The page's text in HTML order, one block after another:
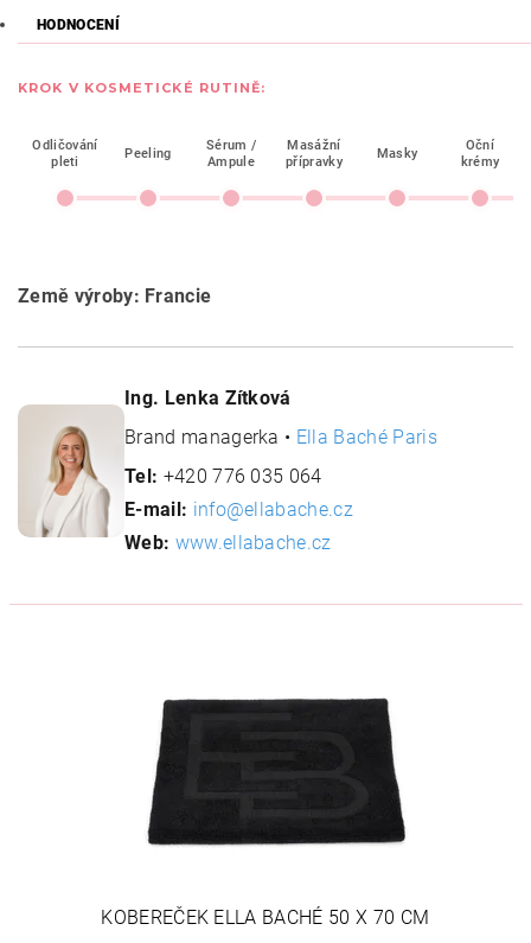
HODNOCENÍ
KROK V KOSMETICKÉ RUTINĚ:
Odličování
pleti
Peeling
Sérum /
Ampule
Masážní
přípravky
Masky
Oční
krémy
Země výroby: Francie
Ing. Lenka Zítková
Brand managerka • Ella Baché Paris
Tel: +420 776 035 064
E-mail: info@ellabache.cz
Web: www.ellabache.cz
KOBEREČEK ELLA BACHÉ 50 X 70 CM